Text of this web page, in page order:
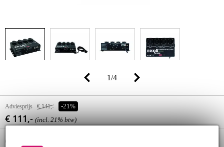
1/4
Adviesprijs € 141,- -21%
€ 111,- (incl. 21% btw)
Online voorraadstatus: